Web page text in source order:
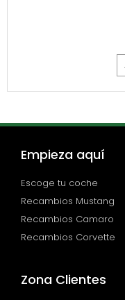
Empieza aquí
Escoge tu coche
Recambios Mustang
Recambios Camaro
Recambios Corvette
Zona Clientes